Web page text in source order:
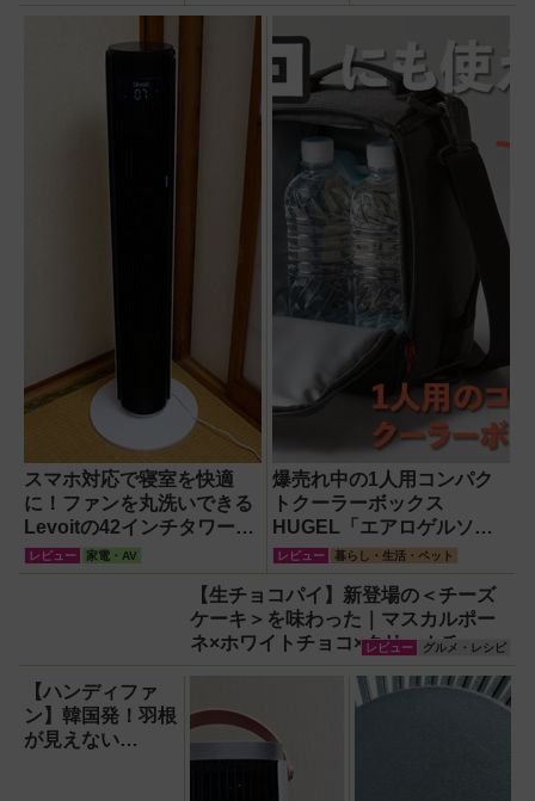
径16.5cmの巨大
の涼しさを体感
なら、満員電車で
ョン フルーツ カ
にリゾート感を！
スマホ対応で寝室を快適
に！ファンを丸洗いできる
Levoitの42インチタワーフ
ァン
レビュー 家電・AV
爆売れ中の1人用コンパク
トクーラーボックス
HUGEL「エアロゲルソフ
トクーラー4L」【アイリス
オーヤマ】！宇宙服の技術
で保冷力も異次元だった
レビュー 暮らし・生活・ペット
【生チョコパイ】新登場の＜チーズ
ケーキ＞を味わった｜マスカルポー
ネ×ホワイトチョコ×クリームチーズ
の濃厚スイーツ！
レビュー グルメ・レシピ
【ハンディファ
ン】韓国発！羽根
が見えない